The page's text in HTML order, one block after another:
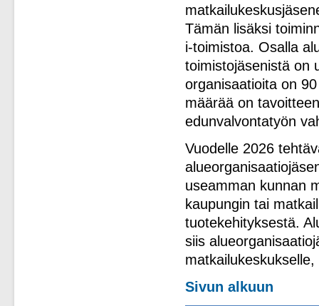
Tämän lisäksi
i-toimistoa. Osalla
toimistojäsenistä on
organisaatioita on
määrää on
edunvalvontatyön
Vuodelle 2026
useamman kunnan
kaupungin tai
tuotekehityksestä.
siis
Sivun alkuun